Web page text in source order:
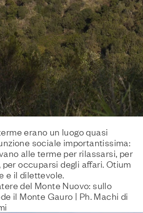
erano un luogo quasi
sociale importantissima:
alle terme per rilassarsi, per
occuparsi degli affari. Otium
e il dilettevole.
del Monte Nuovo: sullo
il Monte Gauro | Ph. Machi di